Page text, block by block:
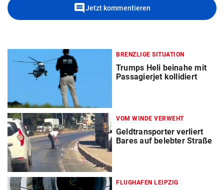
commentJetzt kommentieren
BRENZLIGE SITUATION
Trumps Heli beinahe mit
Passagierjet kollidiert
VOM WINDE VERWEHT
Geldtransporter verliert
Bares auf belebter Straße
FLUGHAFEN LEIPZIG